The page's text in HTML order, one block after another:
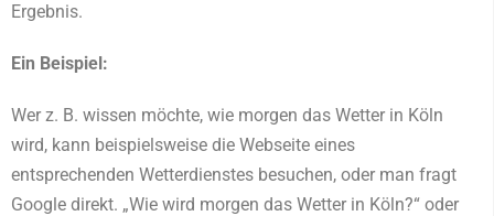
Ergebnis.
Ein Beispiel:
Wer z. B. wissen möchte, wie morgen das Wetter in Köln
wird, kann beispielsweise die Webseite eines
entsprechenden Wetterdienstes besuchen, oder man fragt
Google direkt. „Wie wird morgen das Wetter in Köln?“ oder